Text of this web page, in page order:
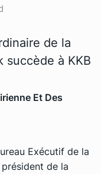
de la
succède à KKB
Et Des
Exécutif de la
de la